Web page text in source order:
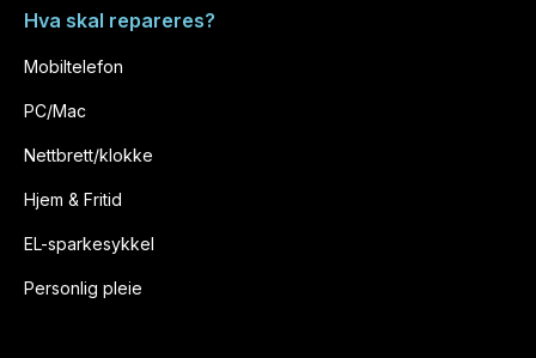
Hva skal repareres?
Mobiltelefon
PC/Mac
Nettbrett/klokke
Hjem & Fritid
EL-sparkesykkel
Personlig pleie